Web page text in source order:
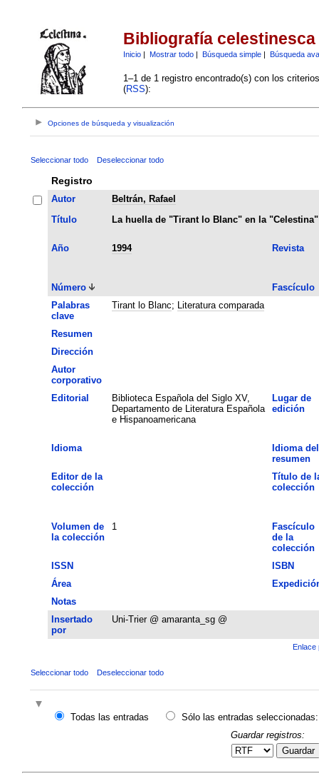
Bibliografía celestinesca
Inicio| Mostrar todo| Búsqueda simple| Búsqueda
1–1 de 1 registro encontrado(s) con los
(RSS):
Opciones de búsqueda y visualización
Seleccionar todo Deseleccionar todo
Registro
Autor
Beltrán, Rafael
Título
La huella de "Tirant lo Blanc" en la "Celestina"
Año 1994 Revista
Número
Fascículo
Palabras
clave
Tirant lo Blanc; Literatura comparada
Resumen
Dirección
Autor
corporativo
Editorial
Biblioteca Española del Siglo XV,
Departamento de Literatura Española
e Hispanoamericana
Lugar de
edición
Idioma
Idioma del
resumen
Editor de la
colección
Título de
colección
Volumen de
la colección
1
Fascículo
de la
colección
ISSN
ISBN
Área
Notas
Insertado
por
Uni-Trier @ amaranta_sg @
Enlace
Seleccionar todo Deseleccionar todo
Todas las entradas
Sólo las entradas seleccionadas:
Guardar registros:
Guardar